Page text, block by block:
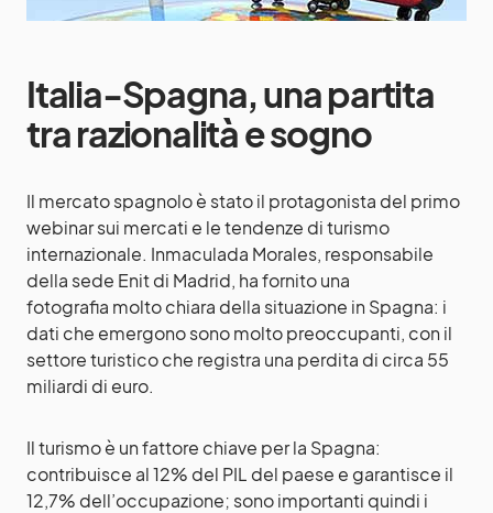
Italia-Spagna, una partita
tra razionalità e sogno
Il mercato spagnolo è stato il protagonista del primo
webinar sui mercati e le tendenze di turismo
internazionale. Inmaculada Morales, responsabile
della sede Enit di Madrid, ha fornito una
fotografia molto chiara della situazione in Spagna: i
dati che emergono sono molto preoccupanti, con il
settore turistico che registra una perdita di circa 55
miliardi di euro.
Il turismo è un fattore chiave per la Spagna:
contribuisce al 12% del PIL del paese e garantisce il
12,7% dell’occupazione; sono importanti quindi i